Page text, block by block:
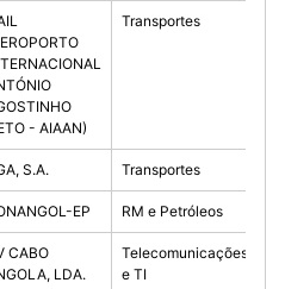
- AIAAN)
Transportes
S.A. Transportes
EP RM e Petróleos
CABO
LDA.
Telecomunicações
e TI